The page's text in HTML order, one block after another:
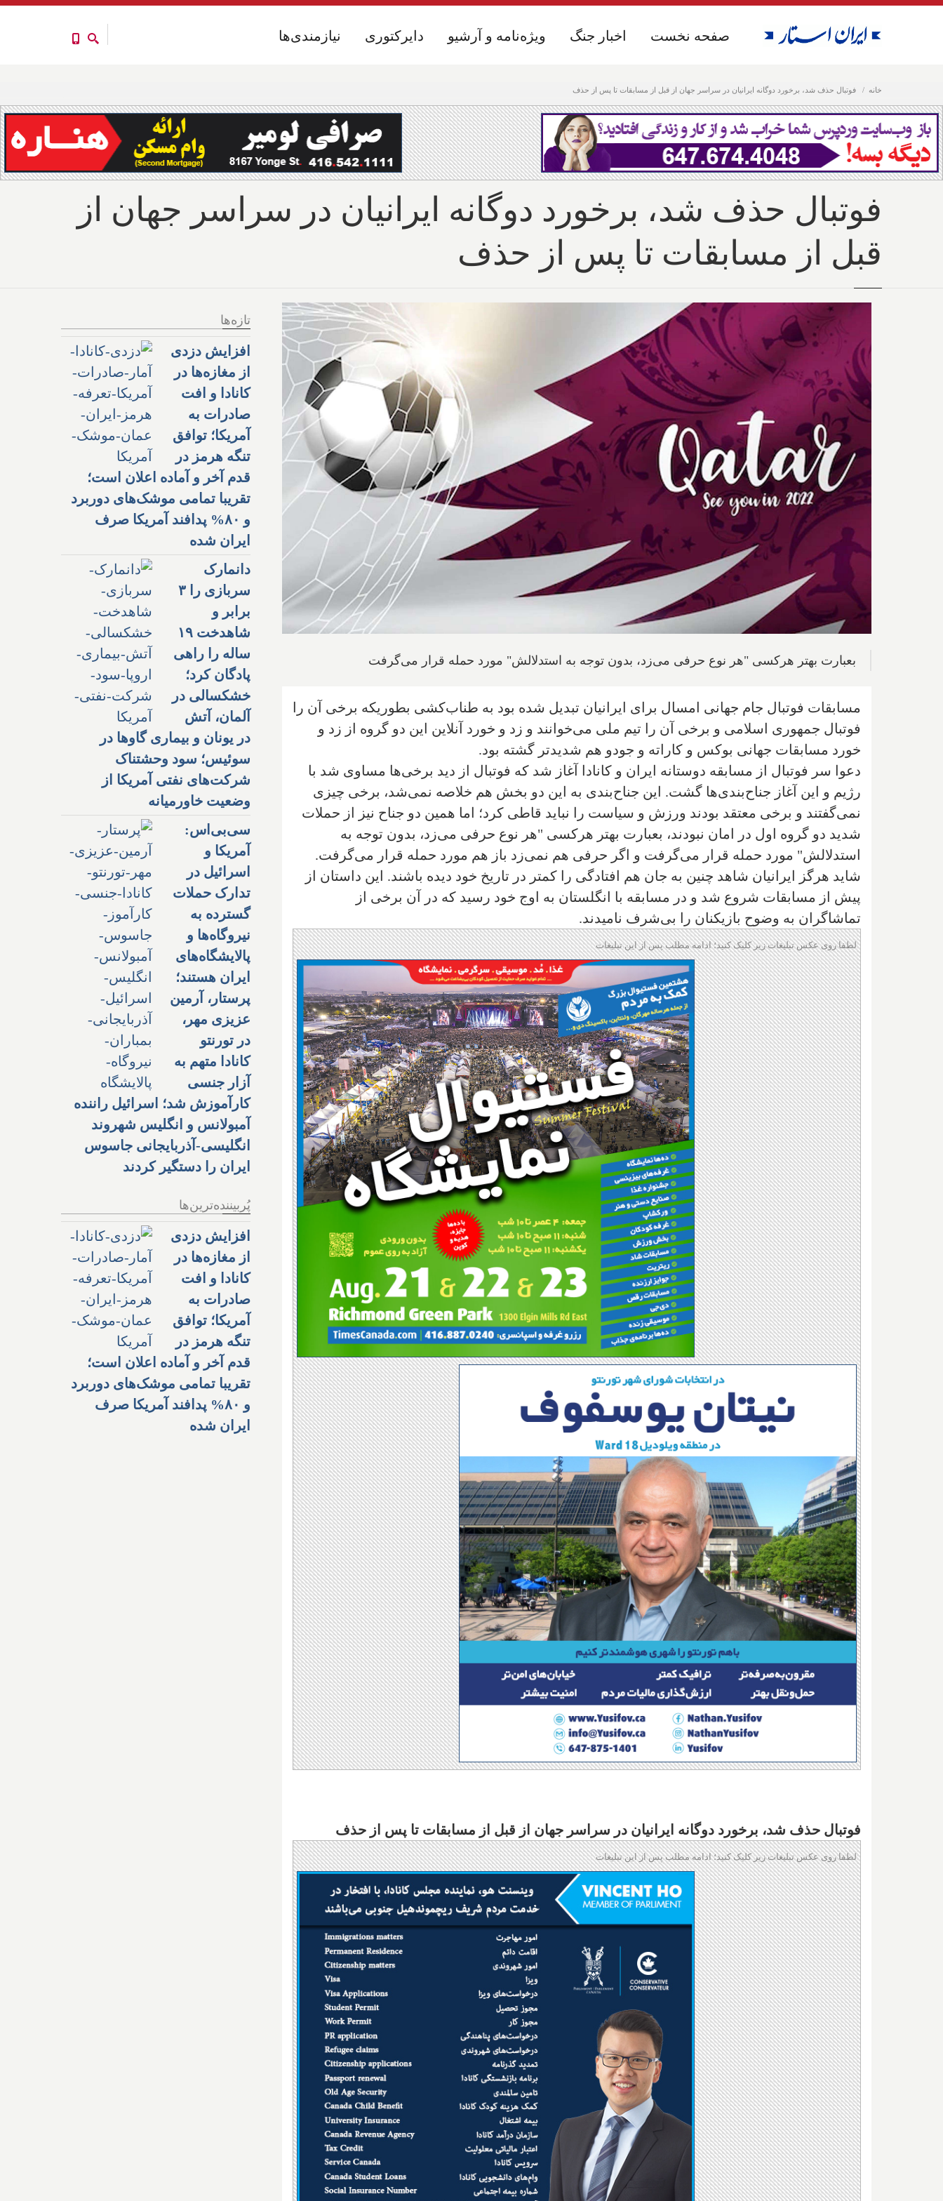
خانه فوتبال حذف شد، برخورد دوگانه ایرانیان در سراسر جهان از قبل از مسابقات تا پس از حذف
نیازمندی‌ها دایرکتوری ویژه‌نامه و آرشیو اخبار جنگ صفحه نخست نیازمندی‌ها دایرکتوری ویژه‌نامه و آرشیو اخبار جنگ صفحه نخست
فوتبال حذف شد، برخورد دوگانه ایرانیان در سراسر جهان از
قبل از مسابقات تا پس از حذف
بعبارت بهتر هرکسی "هر نوع حرفی می‌زد، بدون توجه به استدلالش" مورد حمله قرار می‌گرفت
مسابقات فوتبال جام جهانی امسال برای ایرانیان تبدیل شده بود به طناب‌کشی بطوریکه برخی آن را
فوتبال جمهوری اسلامی و برخی آن را تیم ملی می‌خوانند و زد و خورد آنلاین این دو گروه از زد و
خورد مسابقات جهانی بوکس و کاراته و جودو هم شدیدتر گشته بود.
دعوا سر فوتبال از مسابقه دوستانه ایران و کانادا آغاز شد که فوتبال از دید برخی‌ها مساوی شد با
رژیم و این آغاز جناح‌بندی‌ها گشت. این جناح‌بندی به این دو بخش هم خلاصه نمی‌شد، برخی چیزی
نمی‌گفتند و برخی معتقد بودند ورزش و سیاست را نباید قاطی کرد؛ اما همین دو جناح نیز از حملات
شدید دو گروه اول در امان نبودند، بعبارت بهتر هرکسی "هر نوع حرفی می‌زد، بدون توجه به
استدلالش" مورد حمله قرار می‌گرفت و اگر حرفی هم نمی‌زد باز هم مورد حمله قرار می‌گرفت.
شاید هرگز ایرانیان شاهد چنین به جان هم افتادگی را کمتر در تاریخ خود دیده باشند. این داستان از
پیش از مسابقات شروع شد و در مسابقه با انگلستان به اوج خود رسید که در آن برخی از
تماشاگران به وضوح بازیکنان را بی‌شرف نامیدند.
لطفا روی عکس تبلیغات زیر کلیک کنید؛ ادامه مطلب پس از این تبلیغات
فوتبال حذف شد، برخورد دوگانه ایرانیان در سراسر جهان از قبل از مسابقات تا پس از حذف
لطفا روی عکس تبلیغات زیر کلیک کنید؛ ادامه مطلب پس از این تبلیغات
تازه‌ها
افزایش دزدی
از مغازه‌ها در
کانادا و افت
صادرات به
آمریکا؛ توافق
تنگه هرمز در
قدم آخر و آماده اعلان است؛
تقریبا تمامی موشک‌های دوربرد
و ۸۰% پدافند آمریکا صرف
ایران شده
دانمارک
سربازی را ۳
برابر و
شاهدخت ۱۹
ساله را راهی
پادگان کرد؛
خشکسالی در
آلمان، آتش
در یونان و بیماری گاوها در
سوئیس؛ سود وحشتناک
شرکت‌های نفتی آمریکا از
وضعیت خاورمیانه
سی‌بی‌اس:
آمریکا و
اسرائیل در
تدارک حملات
گسترده به
نیروگاه‌ها و
پالایشگاه‌های
ایران هستند؛
پرستار، آرمین
عزیزی مهر،
در تورنتو
کانادا متهم به
آزار جنسی
کارآموزش شد؛ اسرائیل راننده
آمبولانس و انگلیس شهروند
انگلیسی-آذربایجانی جاسوس
ایران را دستگیر کردند
پُربیننده‌ترین‌ها
افزایش دزدی
از مغازه‌ها در
کانادا و افت
صادرات به
آمریکا؛ توافق
تنگه هرمز در
قدم آخر و آماده اعلان است؛
تقریبا تمامی موشک‌های دوربرد
و ۸۰% پدافند آمریکا صرف
ایران شده